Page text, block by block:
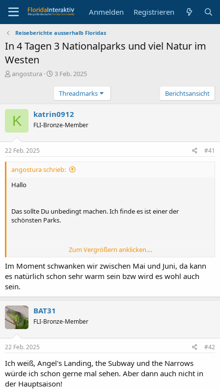
Anmelden Registrieren
Reiseberichte ausserhalb Floridas
In 4 Tagen 3 Nationalparks und viel Natur im
Westen
E
e
e
r
angostura
E
t
l
l
a
3 Feb. 2025
Threadmarks Berichtsansicht
K katrin0912
FLI-Bronze-Member
22 Feb. 2025 #41
angostura schrieb:
Hallo
Das sollte Du unbedingt machen. Ich finde es ist einer der
schönsten Parks.
Die Frage ist, wann wollt Ihr dorthin. Im Sommer ist der Zion doch
recht voll. Im Herbst ist es unschlagbar.
Angostura
Zum Vergrößern anklicken....
Im Moment schwanken wir zwischen Mai und Juni, da kann
es natürlich schon sehr warm sein bzw wird es wohl auch
sein.
BAT31
FLI-Bronze-Member
22 Feb. 2025 #42
Ich weiß, Angel's Landing, the Subway und the Narrows
würde ich schon gerne mal sehen. Aber dann auch nicht in
der Hauptsaison!